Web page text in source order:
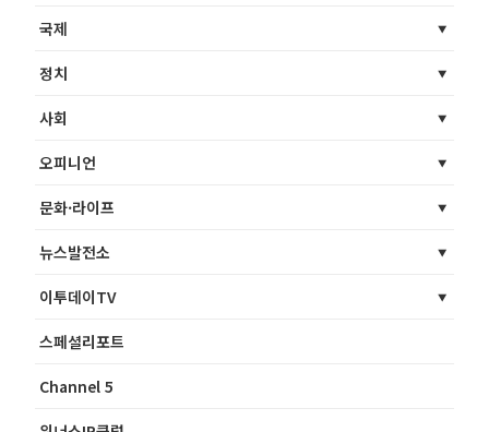
국제
정치
사회
오피니언
문화·라이프
뉴스발전소
이투데이TV
스페셜리포트
Channel 5